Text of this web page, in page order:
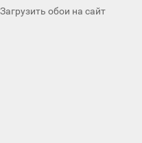
Загрузить обои на сайт